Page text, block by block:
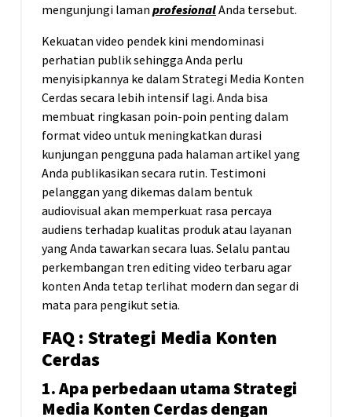
mengunjungi laman profesionalAnda tersebut.
Kekuatan video pendek kini mendominasi
perhatian publik sehingga Anda perlu
menyisipkannya ke dalam Strategi Media Konten
Cerdas secara lebih intensif lagi. Anda bisa
membuat ringkasan poin-poin penting dalam
format video untuk meningkatkan durasi
kunjungan pengguna pada halaman artikel yang
Anda publikasikan secara rutin. Testimoni
pelanggan yang dikemas dalam bentuk
audiovisual akan memperkuat rasa percaya
audiens terhadap kualitas produk atau layanan
yang Anda tawarkan secara luas. Selalu pantau
perkembangan tren editing video terbaru agar
konten Anda tetap terlihat modern dan segar di
mata para pengikut setia.
FAQ : Strategi Media Konten
Cerdas
1. Apa perbedaan utama Strategi
Media Konten Cerdas dengan